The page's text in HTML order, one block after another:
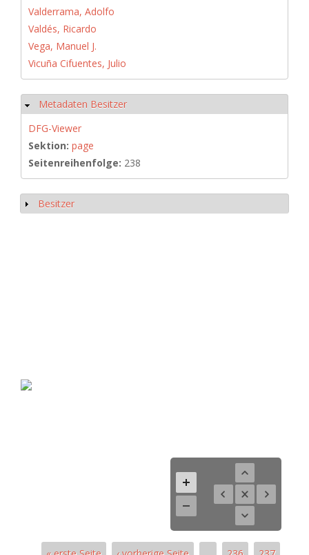
Valderrama, Adolfo
Valdés, Ricardo
Vega, Manuel J.
Vicuña Cifuentes, Julio
Ausblenden
Metadaten Besitzer
DFG-Viewer
Sektion: page
Seitenreihenfolge: 238
Anzeigen
Besitzer